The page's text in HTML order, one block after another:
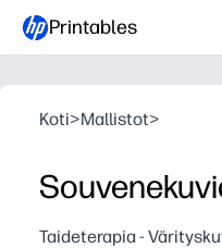
Printables
Koti>Mallistot>
Taideterapia -